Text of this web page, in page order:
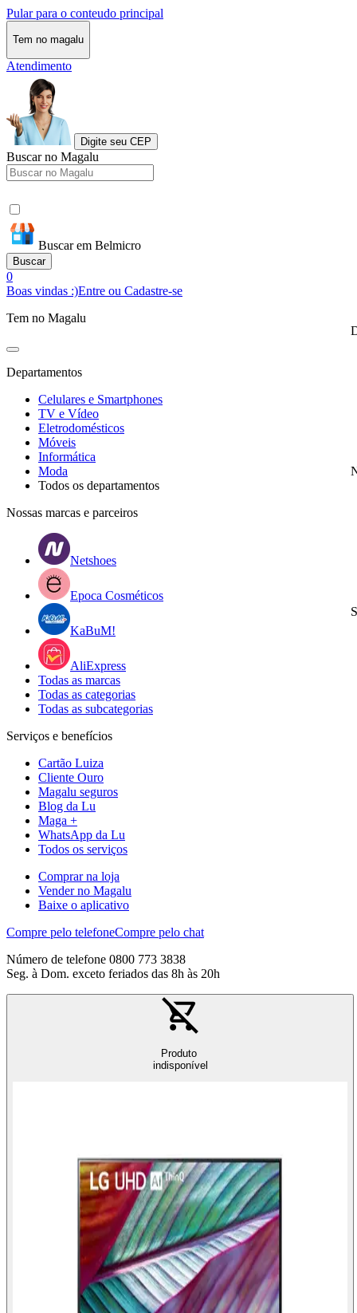
Pular para o conteudo principal
Tem no magalu
Atendimento
Digite seu CEP
Buscar no Magalu
Buscar em Belmicro
Buscar
0
Boas vindas :)Entre ou Cadastre-se
Tem no Magalu
Departamentos
Celulares e Smartphones
TV e Vídeo
Eletrodomésticos
Móveis
Informática
Moda
Todos os departamentos
Nossas marcas e parceiros
Netshoes
Epoca Cosméticos
KaBuM!
AliExpress
Todas as marcas
Todas as categorias
Todas as subcategorias
Serviços e benefícios
Cartão Luiza
Cliente Ouro
Magalu seguros
Blog da Lu
Maga +
WhatsApp da Lu
Todos os serviços
Comprar na loja
Vender no Magalu
Baixe o aplicativo
Compre pelo telefoneCompre pelo chat
Número de telefone 0800 773 3838
Seg. à Dom. exceto feriados das 8h às 20h
Produto
indisponível